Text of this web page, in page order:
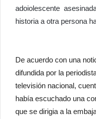
adoiolescente
historia a otra persona
De acuerdo con una
difundida por la
televisión nacional,
había escuchado una
que se dirigia a la